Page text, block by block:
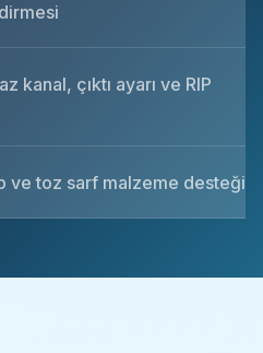
kanal, çıktı ayarı ve RIP
ve toz sarf malzeme desteği